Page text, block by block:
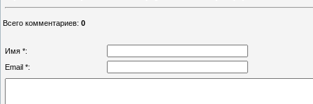
Всего комментариев: 0
Имя *:
Email *: